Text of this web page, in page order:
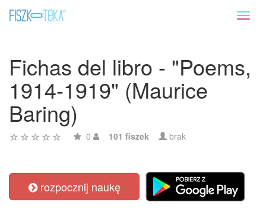
Fichas del libro - "Poems,
1914-1919" (Maurice
Baring)
0 101 fiszek brak
rozpocznij naukę